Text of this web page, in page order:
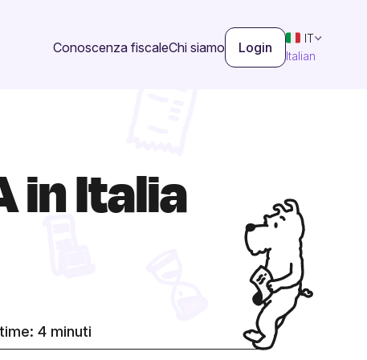
Conoscenza fiscaleChi siamo Login
IT
Italian
in Italia
4 minuti